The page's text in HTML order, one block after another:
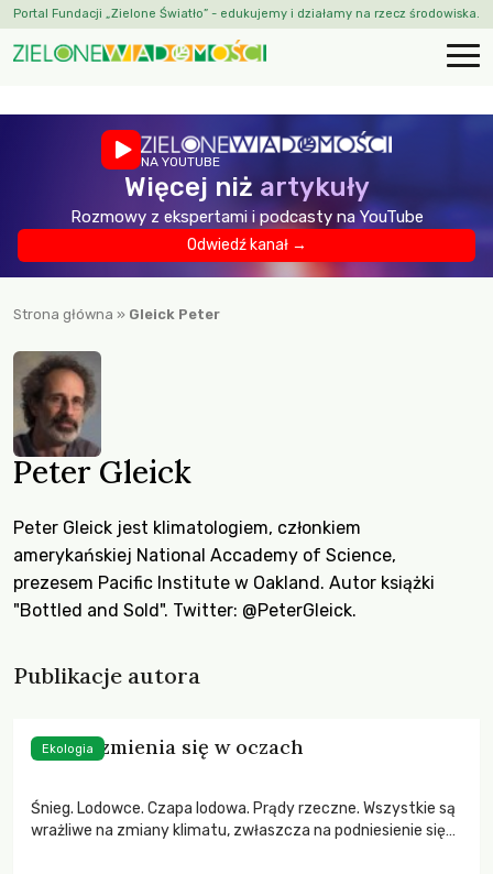
Portal Fundacji „Zielone Światło” - edukujemy i działamy na rzecz środowiska.
NA YOUTUBE
Więcej niż artykuły
Rozmowy z ekspertami i podcasty na YouTube
Odwiedź kanał →
Strona główna » Gleick Peter
Peter Gleick
Peter Gleick jest klimatologiem, członkiem
amerykańskiej National Accademy of Science,
prezesem Pacific Institute w Oakland. Autor książki
"Bottled and Sold". Twitter: @PeterGleick.
Publikacje autora
Klimat zmienia się w oczach
Śnieg. Lodowce. Czapa lodowa. Prądy rzeczne. Wszystkie są
wrażliwe na zmiany klimatu, zwłaszcza na podniesienie się
Ekologia